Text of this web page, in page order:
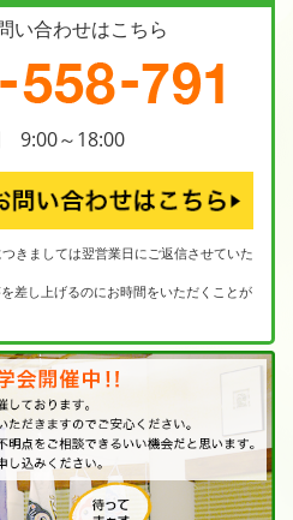
い合わせはこちら
9:00～18:00
きましては翌営業日にご返信させていた
差し上げるのにお時間をいただくことが